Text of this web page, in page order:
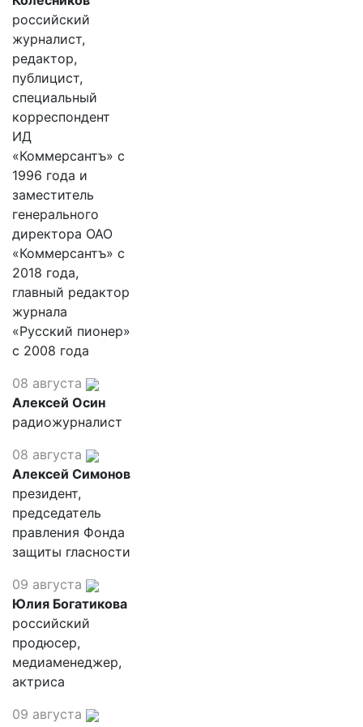
российский
журналист,
редактор,
публицист,
специальный
корреспондент
ИД
«Коммерсантъ» с
1996 года и
заместитель
генерального
директора ОАО
«Коммерсантъ» с
2018 года,
главный редактор
журнала
«Русский пионер»
с 2008 года
08 августа
Алексей Осин
радиожурналист
08 августа
Алексей Симонов
президент,
председатель
правления Фонда
защиты гласности
09 августа
Юлия Богатикова
российский
продюсер,
медиаменеджер,
актриса
09 августа